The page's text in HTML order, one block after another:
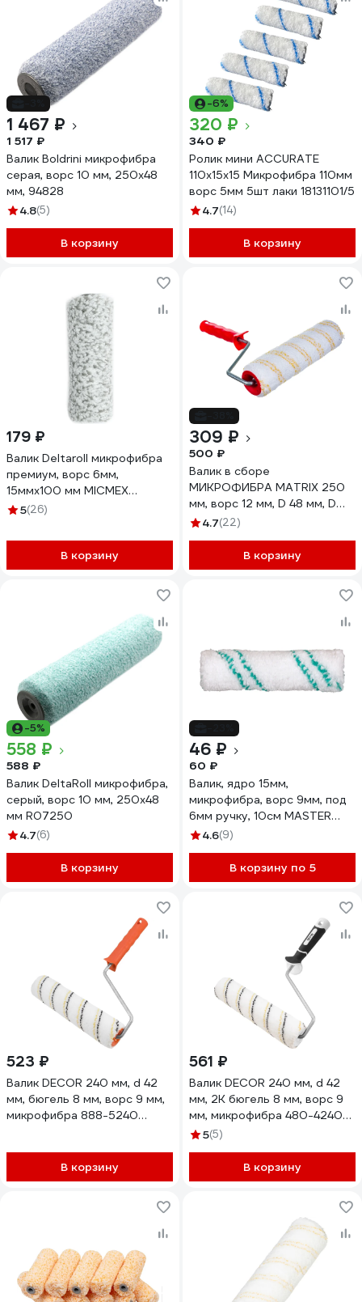
1 467 ₽
1 517 ₽
Валик Boldrini микрофибра
серая, ворс 10 мм, 250х48
мм, 94828
4.8(5)
В корзину
-6%
320 ₽
340 ₽
Ролик мини ACCURATE
110х15х15 Микрофибра 110мм
ворс 5мм 5шт лаки 18131101/5
4.7(14)
В корзину
179 ₽
Валик Deltaroll микрофибра
премиум, ворс 6мм,
15ммх100 мм MICMEX
TECHOLOGY R60100
5(26)
В корзину
309 ₽
500 ₽
Валик в сборе
МИКРОФИБРА MATRIX 250
мм, ворс 12 мм, D 48 мм, D
ручки 8 мм 80773
4.7(22)
В корзину
-5%
558 ₽
588 ₽
Валик DeltaRoll микрофибра,
серый, ворс 10 мм, 250х48
мм R07250
4.7(6)
В корзину
46 ₽
60 ₽
Валик, ядро 15мм,
микрофибра, ворс 9мм, под
6мм ручку, 10см МASTER
COLOR 30-1092
4.6(9)
В корзину по 5
523 ₽
Валик DECOR 240 мм, d 42
мм, бюгель 8 мм, ворс 9 мм,
микрофибра 888-5240
В корзину
561 ₽
Валик DECOR 240 мм, d 42
мм, 2К бюгель 8 мм, ворс 9
мм, микрофибра 480-4240
11607168
5(5)
В корзину